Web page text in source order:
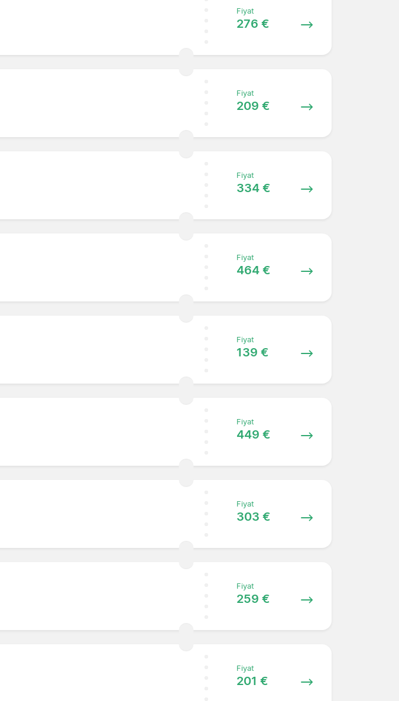
Fiyat
276 €
Fiyat
209 €
Fiyat
334 €
Fiyat
464 €
Fiyat
139 €
Fiyat
449 €
Fiyat
303 €
Fiyat
259 €
Fiyat
201 €